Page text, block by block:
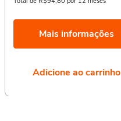
Mais informações
Adicione ao carrinho